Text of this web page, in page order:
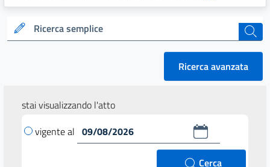
Ricerca semplice cerca
Ricerca avanzata
stai visualizzando l'atto
vigente al
Cerca